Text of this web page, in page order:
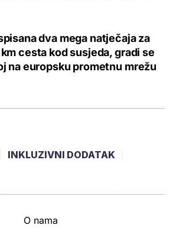
dva mega natječaja za
cesta kod susjeda, gradi se
na europsku prometnu mrežu
INKLUZIVNI DODATAK
O nama